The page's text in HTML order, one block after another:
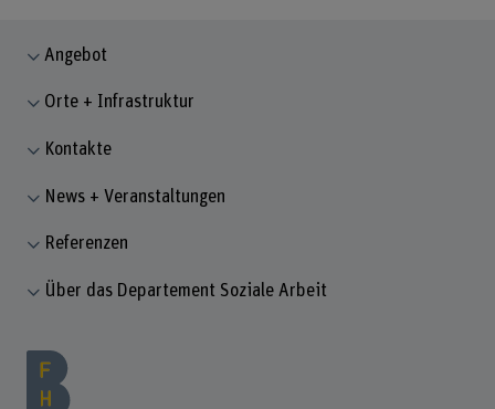
Angebot
Orte + Infrastruktur
Kontakte
News + Veranstaltungen
Referenzen
Über das Departement Soziale Arbeit